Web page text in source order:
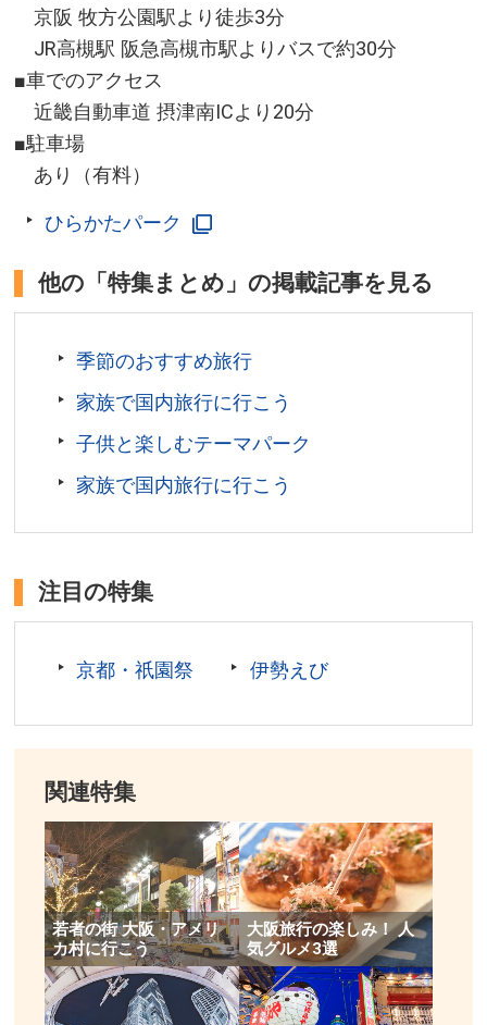
京阪 牧方公園駅より徒歩3分
JR高槻駅 阪急高槻市駅よりバスで約30分
■車でのアクセス
近畿自動車道 摂津南ICより20分
■駐車場
あり（有料）
ひらかたパーク
他の「特集まとめ」の掲載記事を見る
季節のおすすめ旅行
家族で国内旅行に行こう
子供と楽しむテーマパーク
家族で国内旅行に行こう
注目の特集
京都・祇園祭 伊勢えび
関連特集
若者の街 大阪・アメリ
カ村に行こう
大阪旅行の楽しみ！ 人
気グルメ3選